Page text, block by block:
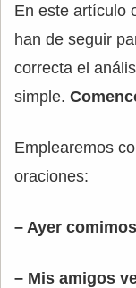
En este artículo
han de seguir
correcta el
simple.
Emplearemos
oraciones:
– Ayer
– Mis amigos